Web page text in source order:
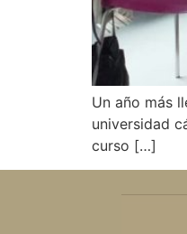
Un año más
universidad
curso […]